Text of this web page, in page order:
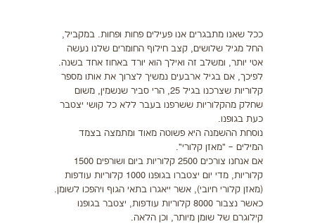
בריאות
צור קשר
ככל שאנו מתבגרים אנו פעילים פחות ופחות. במקביל,
החל מגיל שלושים, קצב חילוף החומרים שלנו נעשה
אטי יותר, ומשלב זה ואילך הוא יורד באחוז אחד בשנה.
לפיכך, אם בגיל ארבעים נמשיך לצרוך את אותו מספר
קלוריות שצרכנו בגיל 25, הרי סביר שנשמין, משום
שחלק מהקלוריות ששרפנו בעבר ללא כל קושי יצטבר
כעת בגופנו.
נוסחת ההשמנה היא פשוטה מאוד ומתמצה בצמד
המילים – "מאזן קלורי".
אם אנחנו צורכים 2500 קלוריות ביום ושורפים 1500
קלוריות, מדי יום יצטברו בגופנו 1000 קלוריות עודפות
(מאזן קלורי חיובי), אשר ייאגרו בתאי הגוף ויהפכו לשומן.
כאשר נצבור 8000 קלוריות עודפות, יצטבר בגופנו
קילוגרם של שומן מיותר, וכן הלאה.